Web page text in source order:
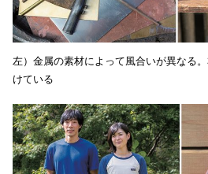
左）金属の素材によって風合いが異なる
けている